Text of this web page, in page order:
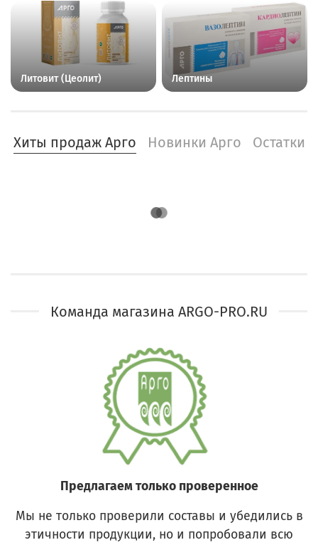
Литовит (Цеолит) Лептины
Хиты продаж Арго Новинки Арго Остатки
Команда магазина ARGO-PRO.RU
Предлагаем только проверенное
Мы не только проверили составы и убедились в
этичности продукции, но и попробовали всю